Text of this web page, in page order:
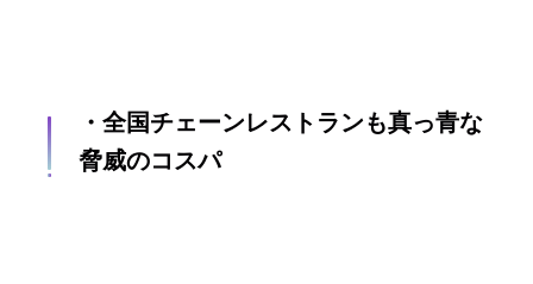
・全国チェーンレストランも真っ青な
脅威のコスパ